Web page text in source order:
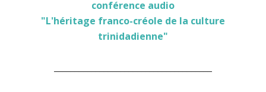
conférence audio
"L'héritage franco-créole de la culture
trinidadienne"